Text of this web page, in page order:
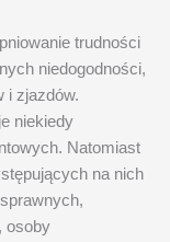
trudności
niedogodności,
i zjazdów.
niekiedy
Natomiast
na nich
osoby